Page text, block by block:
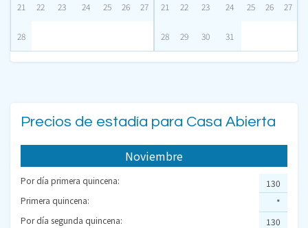
21 22 23 24 25 26 27
28
21 22 23 24 25 26 27
28 29 30 31
Precios de estadía para Casa Abierta
Noviembre
Por día primera quincena:
Primera quincena:
Por día segunda quincena:
130
*
130